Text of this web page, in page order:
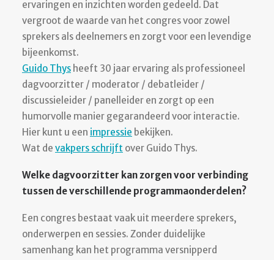
ervaringen en inzichten worden gedeeld. Dat
vergroot de waarde van het congres voor zowel
sprekers als deelnemers en zorgt voor een levendige
bijeenkomst.
Guido Thys heeft 30 jaar ervaring als professioneel
dagvoorzitter / moderator / debatleider /
discussieleider / panelleider en zorgt op een
humorvolle manier gegarandeerd voor interactie.
Hier kunt u een impressie bekijken.
Wat de vakpers schrijft over Guido Thys.
Welke dagvoorzitter kan zorgen voor verbinding
tussen de verschillende programmaonderdelen?
Een congres bestaat vaak uit meerdere sprekers,
onderwerpen en sessies. Zonder duidelijke
samenhang kan het programma versnipperd